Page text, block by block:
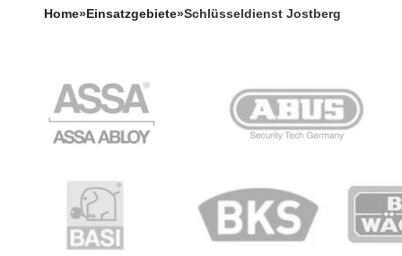
Home» Einsatzgebiete»Schlüsseldienst Jostberg